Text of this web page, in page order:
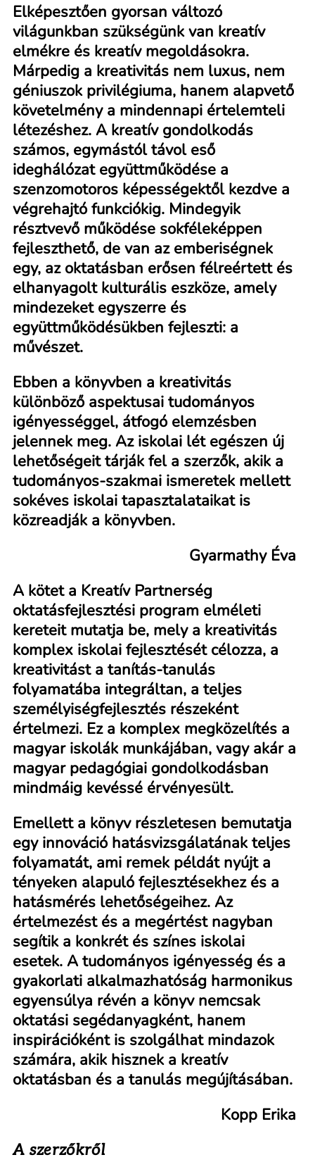
Elképesztően gyorsan változó
világunkban szükségünk van kreatív
elmékre és kreatív megoldásokra.
Márpedig a kreativitás nem luxus, nem
géniuszok privilégiuma, hanem alapvető
követelmény a mindennapi értelemteli
létezéshez. A kreatív gondolkodás
számos, egymástól távol eső
ideghálózat együttműködése a
szenzomotoros képességektől kezdve a
végrehajtó funkciókig. Mindegyik
résztvevő működése sokféleképpen
fejleszthető, de van az emberiségnek
egy, az oktatásban erősen félreértett és
elhanyagolt kulturális eszköze, amely
mindezeket egyszerre és
együttműködésükben fejleszti: a
művészet.
Ebben a könyvben a kreativitás
különböző aspektusai tudományos
igényességgel, átfogó elemzésben
jelennek meg. Az iskolai lét egészen új
lehetőségeit tárják fel a szerzők, akik a
tudományos-szakmai ismeretek mellett
sokéves iskolai tapasztalataikat is
közreadják a könyvben.
Gyarmathy Éva
A kötet a Kreatív Partnerség
oktatásfejlesztési program elméleti
kereteit mutatja be, mely a kreativitás
komplex iskolai fejlesztését célozza, a
kreativitást a tanítás-tanulás
folyamatába integráltan, a teljes
személyiségfejlesztés részeként
értelmezi. Ez a komplex megközelítés a
magyar iskolák munkájában, vagy akár a
magyar pedagógiai gondolkodásban
mindmáig kevéssé érvényesült.
Emellett a könyv részletesen bemutatja
egy innováció hatásvizsgálatának teljes
folyamatát, ami remek példát nyújt a
tényeken alapuló fejlesztésekhez és a
hatásmérés lehetőségeihez. Az
értelmezést és a megértést nagyban
segítik a konkrét és színes iskolai
esetek. A tudományos igényesség és a
gyakorlati alkalmazhatóság harmonikus
egyensúlya révén a könyv nemcsak
oktatási segédanyagként, hanem
inspirációként is szolgálhat mindazok
számára, akik hisznek a kreatív
oktatásban és a tanulás megújításában.
Kopp Erika
A szerzőkről